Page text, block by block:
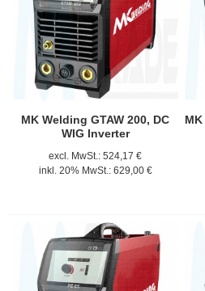
MK Welding GTAW 200, DC
WIG Inverter
excl. MwSt.: 524,17 €
inkl. 20% MwSt.: 629,00 €